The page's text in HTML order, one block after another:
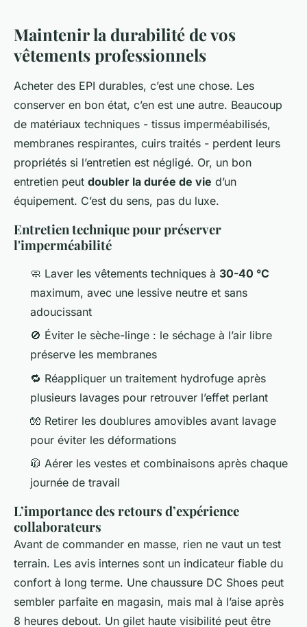
Maintenir la durabilité de vos
vêtements professionnels
Acheter des EPI durables, c’est une chose. Les
conserver en bon état, c’en est une autre. Beaucoup
de matériaux techniques - tissus imperméabilisés,
membranes respirantes, cuirs traités - perdent leurs
propriétés si l’entretien est négligé. Or, un bon
entretien peut doubler la durée de vie d’un
équipement. C’est du sens, pas du luxe.
Entretien technique pour préserver
l'imperméabilité
🧼 Laver les vêtements techniques à 30-40 °C
maximum, avec une lessive neutre et sans
adoucissant
🚫 Éviter le sèche-linge : le séchage à l’air libre
préserve les membranes
🔁 Réappliquer un traitement hydrofuge après
plusieurs lavages pour retrouver l’effet perlant
🧤 Retirer les doublures amovibles avant lavage
pour éviter les déformations
🧥 Aérer les vestes et combinaisons après chaque
journée de travail
L’importance des retours d’expérience
collaborateurs
Avant de commander en masse, rien ne vaut un test
terrain. Les avis internes sont un indicateur fiable du
confort à long terme. Une chaussure DC Shoes peut
sembler parfaite en magasin, mais mal à l’aise après
8 heures debout. Un gilet haute visibilité peut être